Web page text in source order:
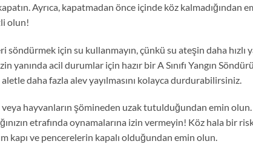
Ayrıca, kapatmadan önce içinde köz kalmadığından
olun!
söndürmek için su kullanmayın, çünkü su ateşin daha hızlı
yanında acil durumlar için hazır bir A Sınıfı Yangın
daha fazla alev yayılmasını kolayca durdurabilirsiniz.
veya hayvanların şömineden uzak tutulduğundan emin
etrafında oynamalarına izin vermeyin! Köz hala bir
kapı ve pencerelerin kapalı olduğundan emin olun.